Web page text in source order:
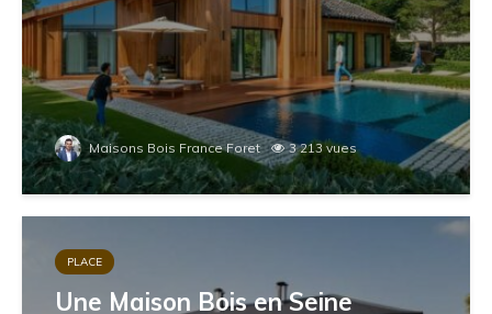
Maisons Bois France Foret 3 213 vues
PLACE
Une Maison Bois en Seine